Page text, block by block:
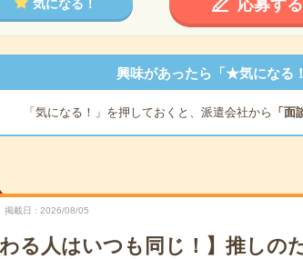
気になる！ 応募する
興味があったら「★気になる
「気になる！」を押しておくと、派遣会社から 「面
掲載日 2026/08/05
わる人はいつも同じ！】推しの